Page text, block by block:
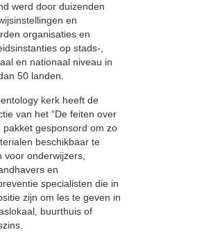
werd door duizenden
en
organisaties en
op stads-,
en nationaal niveau in
50 landen.
kerk heeft de
van het “De feiten over
pakket gesponsord om zo
beschikbaar te
voor onderwijzers,
en
specialisten die in
zijn om les te geven in
buurthuis of